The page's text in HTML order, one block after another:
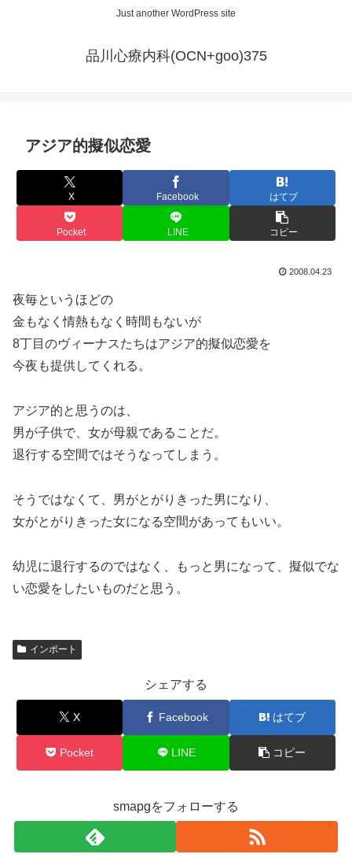
Just another WordPress site
品川心療内科(OCN+goo)375
アジア的擬似恋愛
X Facebook はてブ
Pocket LINE コピー
2008.04.23
夜毎というほどの
金もなく情熱もなく時間もないが
8丁目のヴィーナスたちはアジア的擬似恋愛を
今夜も提供してくれる。
アジア的と思うのは、
男が子供で、女が母親であることだ。
退行する空間ではそうなってしまう。
そうではなくて、男がとがりきった男になり、
女がとがりきった女になる空間があってもいい。
幼児に退行するのではなく、もっと男になって、擬似でな
い恋愛をしたいものだと思う。
インポート
シェアする
X Facebook はてブ
Pocket LINE コピー
smapgをフォローする